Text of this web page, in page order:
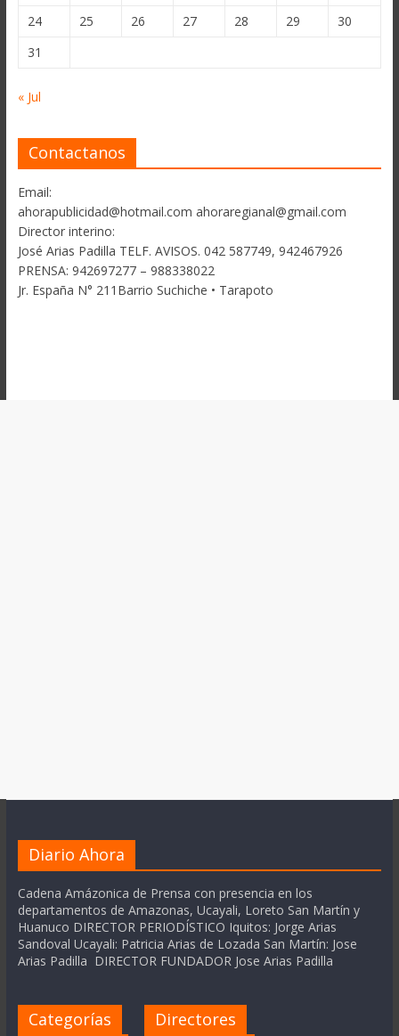
24
25 26 27 28 29
30
31
« Jul
Contactanos
Email:
ahorapublicidad@hotmail.com ahoraregianal@gmail.com
Director interino:
José Arias Padilla TELF. AVISOS. 042 587749, 942467926
PRENSA: 942697277 – 988338022
Jr. España N° 211Barrio Suchiche • Tarapoto
Diario Ahora
Cadena Amázonica de Prensa con presencia en los
departamentos de Amazonas, Ucayali, Loreto San Martín y
Huanuco DIRECTOR PERIODÍSTICO Iquitos: Jorge Arias
Sandoval Ucayali: Patricia Arias de Lozada San Martín: Jose
Arias Padilla DIRECTOR FUNDADOR Jose Arias Padilla
Categorías Directores